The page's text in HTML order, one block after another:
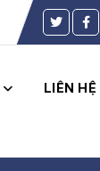
LIÊN HỆ